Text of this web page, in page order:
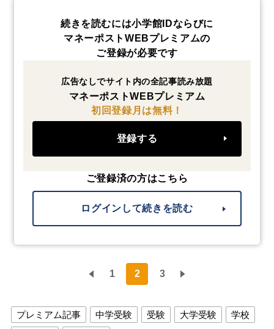
続きを読むには小学館IDならびに
マネーポストWEBプレミアムの
ご登録が必要です
広告なしでサイト内の全記事読み放題
マネーポストWEBプレミアム
初回登録月は無料！
登録する
ご登録済の方はこちら
ログインして続きを読む
1 2 3
プレミアム記事 中学受験 受験 大学受験
学校